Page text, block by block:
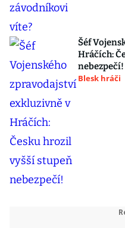
Šéf
Hráčích:
nebezpečí!
Blesk hráči